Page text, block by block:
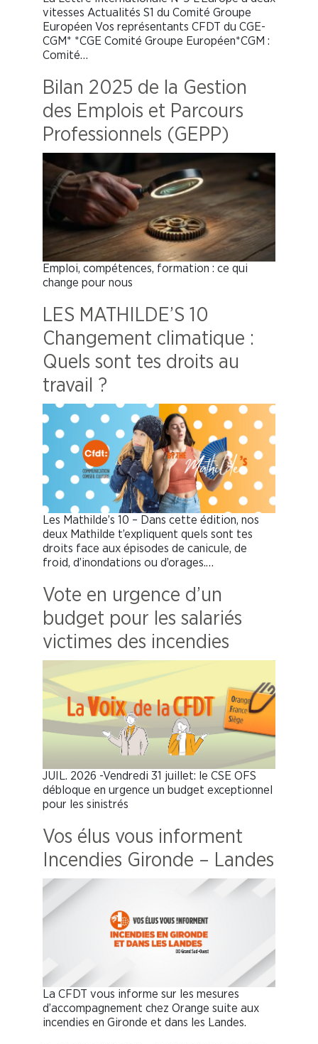
vitesses Actualités S1 du Comité Groupe
Européen Vos représentants CFDT du CGE-
CGM* *CGE Comité Groupe Européen*CGM :
Comité…
Bilan 2025 de la Gestion
des Emplois et Parcours
Professionnels (GEPP)
Emploi, compétences, formation : ce qui
change pour nous
LES MATHILDE’S 10
Changement climatique :
Quels sont tes droits au
travail ?
Les Mathilde’s 10 – Dans cette édition, nos
deux Mathilde t’expliquent quels sont tes
droits face aux épisodes de canicule, de
froid, d’inondations ou d’orages.…
Vote en urgence d’un
budget pour les salariés
victimes des incendies
JUIL. 2026 -Vendredi 31 juillet: le CSE OFS
débloque en urgence un budget exceptionnel
pour les sinistrés
Vos élus vous informent
Incendies Gironde – Landes
La CFDT vous informe sur les mesures
d’accompagnement chez Orange suite aux
incendies en Gironde et dans les Landes.